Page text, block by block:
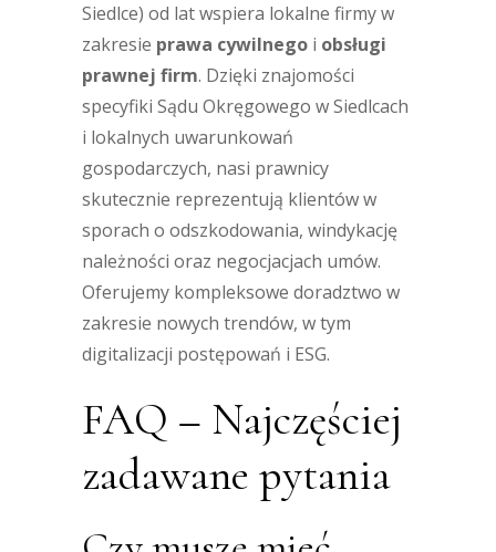
Siedlce) od lat wspiera lokalne firmy w
zakresie prawa cywilnego i obsługi
prawnej firm. Dzięki znajomości
specyfiki Sądu Okręgowego w Siedlcach
i lokalnych uwarunkowań
gospodarczych, nasi prawnicy
skutecznie reprezentują klientów w
sporach o odszkodowania, windykację
należności oraz negocjacjach umów.
Oferujemy kompleksowe doradztwo w
zakresie nowych trendów, w tym
digitalizacji postępowań i ESG.
FAQ – Najczęściej
zadawane pytania